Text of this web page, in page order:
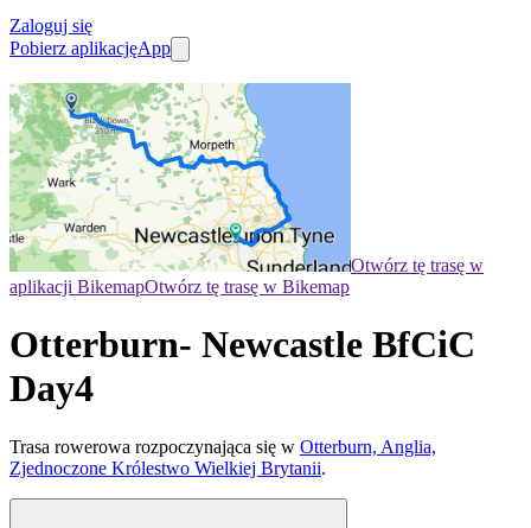
Zaloguj się
Pobierz aplikacjęApp
Otwórz tę trasę w
aplikacji BikemapOtwórz tę trasę w Bikemap
Otterburn- Newcastle BfCiC
Day4
Trasa rowerowa rozpoczynająca się w Otterburn, Anglia,
Zjednoczone Królestwo Wielkiej Brytanii.